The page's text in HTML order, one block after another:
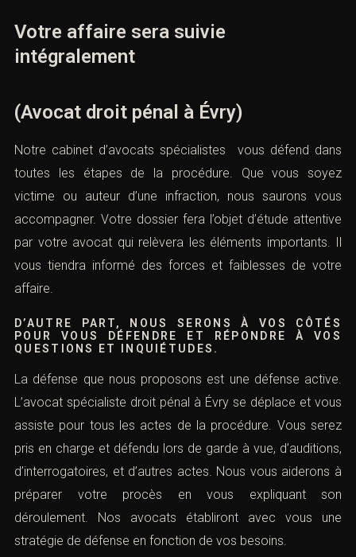
Votre affaire sera suivie
intégralement
(Avocat droit pénal à Évry)
Notre cabinet d’avocats spécialistes vous défend dans
toutes les étapes de la procédure. Que vous soyez
victime ou auteur d’une infraction, nous saurons vous
accompagner. Votre dossier fera l’objet d’étude attentive
par votre avocat qui relèvera les éléments importants. Il
vous tiendra informé des forces et faiblesses de votre
affaire.
D’AUTRE PART, NOUS SERONS À VOS CÔTÉS
POUR VOUS DÉFENDRE ET RÉPONDRE À VOS
QUESTIONS ET INQUIÉTUDES.
La défense que nous proposons est une défense active.
L’avocat spécialiste droit pénal à Évry se déplace et vous
assiste pour tous les actes de la procédure. Vous serez
pris en charge et défendu lors de garde à vue, d’auditions,
d’interrogatoires, et d’autres actes. Nous vous aiderons à
préparer votre procès en vous expliquant son
déroulement. Nos avocats établiront avec vous une
stratégie de défense en fonction de vos besoins.